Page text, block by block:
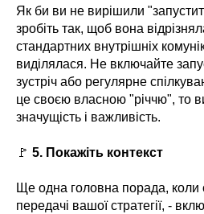
Як би ви не вирішили
зробіть так, щоб вона
стандартних внутрішніх
виділялася. Не включайте
зустріч або регулярне
це своєю власною "річчю", то
значущість і важливість.
🚩 5. Покажіть контекст
Ще одна головна порада, коли
передачі вашої стратегії, -